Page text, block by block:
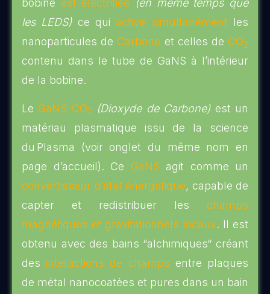
bobine est électrifiée
(en même temps que
les LEDS)ce qui active simultanément les
nanoparticules de Carbone et celles de CO2
contenu dans le tube de GaNS à l’intérieur
de la bobine.
Le GaNS CO2 (Dioxyde de Carbone) est un
matériau plasmatique issu de la science
du Plasma (voir onglet du même nom en
page d’accueil). Ce GaNS agit comme un
convertisseur d’état énergétique, capable de
capter et redistribuer les champs
magnétiques et gravitationnels locaux. Il est
obtenu avec des bains “alchimiques“ créant
des interactions de champs entre plaques
de métal nanocoatées et pures dans un bain